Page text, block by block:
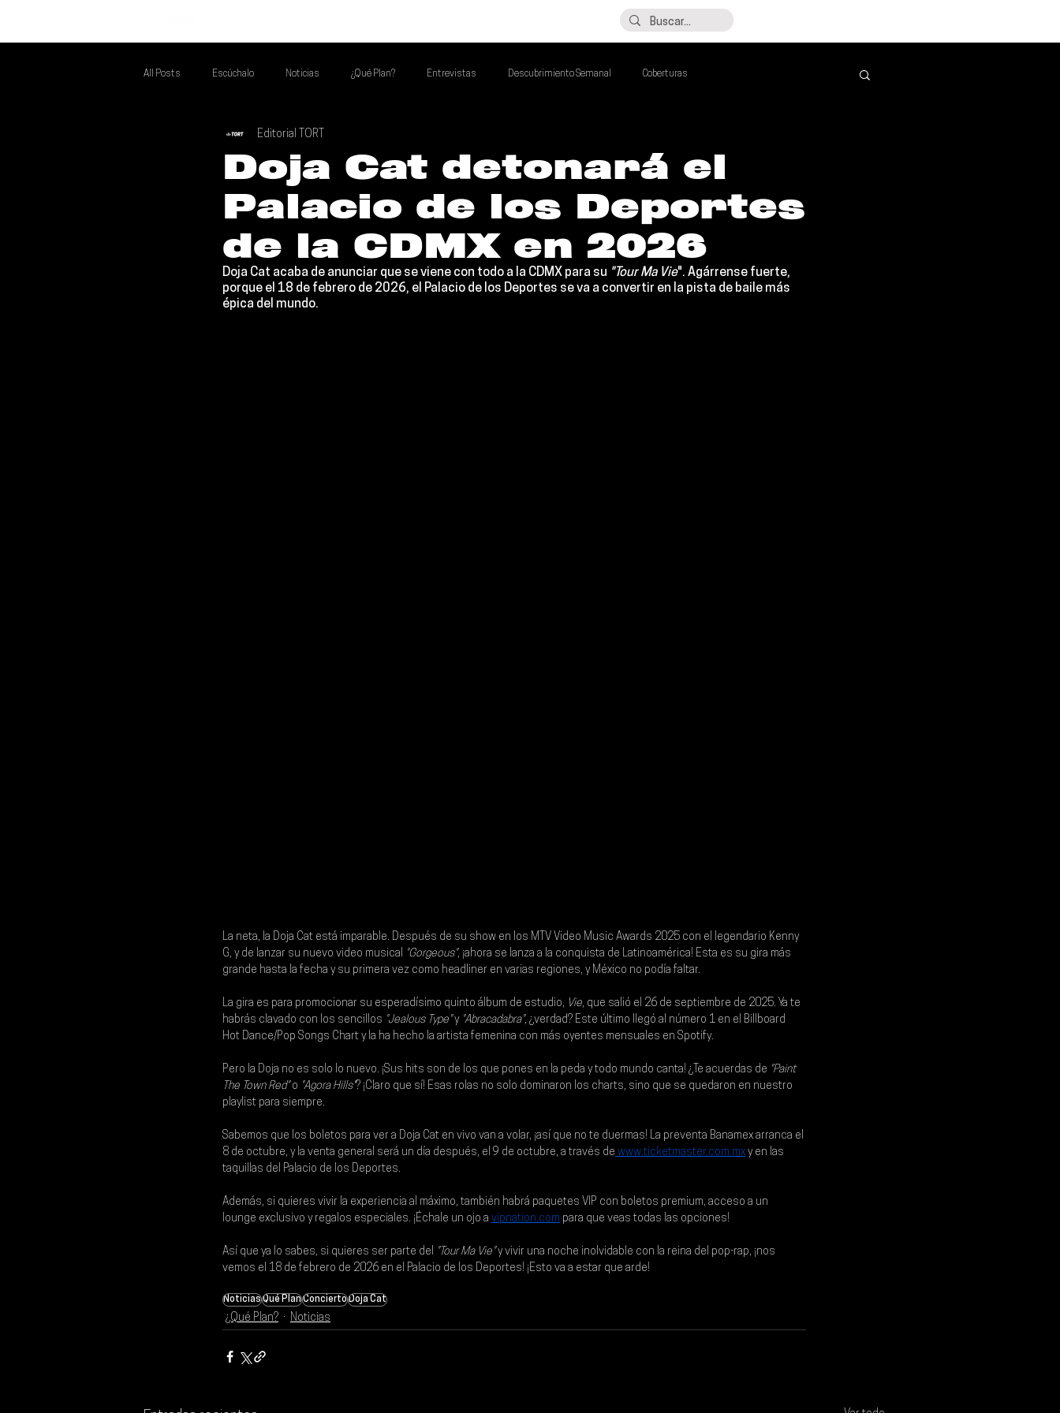
All Posts Escúchalo Noticias ¿Qué Plan? Entrevistas Descubrimiento Semanal Coberturas
Si Te Gusta... Te Recomendamos A...
Poder Latino Que Descubrir Mejores de la Semana Talento Mexa Semanal Álbumes de la Semana
Doja Cat detonará el
Palacio de los Deportes
de la CDMX en 2026
Editorial TORT
Doja Cat acaba de anunciar que se viene con todo a la CDMX para su "Tour Ma Vie". Agárrense fuerte,
porque el 18 de febrero de 2026, el Palacio de los Deportes se va a convertir en la pista de baile más
épica del mundo.
La neta, la Doja Cat está imparable. Después de su show en los MTV Video Music Awards 2025 con el legendario Kenny
G, y de lanzar su nuevo video musical "Gorgeous", ¡ahora se lanza a la conquista de Latinoamérica! Esta es su gira más
grande hasta la fecha y su primera vez como headliner en varias regiones, y México no podía faltar.
La gira es para promocionar su esperadísimo quinto álbum de estudio, Vie, que salió el 26 de septiembre de 2025. Ya te
habrás clavado con los sencillos "Jealous Type" y "Abracadabra", ¿verdad? Este último llegó al número 1 en el Billboard
Hot Dance/Pop Songs Chart y la ha hecho la artista femenina con más oyentes mensuales en Spotify.
Pero la Doja no es solo lo nuevo. ¡Sus hits son de los que pones en la peda y todo mundo canta! ¿Te acuerdas de "Paint
The Town Red" o "Agora Hills"? ¡Claro que sí! Esas rolas no solo dominaron los charts, sino que se quedaron en nuestro
playlist para siempre.
Sabemos que los boletos para ver a Doja Cat en vivo van a volar, ¡así que no te duermas! La preventa Banamex arranca el
8 de octubre, y la venta general será un día después, el 9 de octubre, a través de www.ticketmaster.com.mx y en las
taquillas del Palacio de los Deportes.
Además, si quieres vivir la experiencia al máximo, también habrá paquetes VIP con boletos premium, acceso a un
lounge exclusivo y regalos especiales. ¡Échale un ojo a vipnation.com para que veas todas las opciones!
Así que ya lo sabes, si quieres ser parte del "Tour Ma Vie" y vivir una noche inolvidable con la reina del pop-rap, ¡nos
vemos el 18 de febrero de 2026 en el Palacio de los Deportes! ¡Esto va a estar que arde!
NoticiasQué PlanConciertoDoja Cat
¿Qué Plan? Noticias